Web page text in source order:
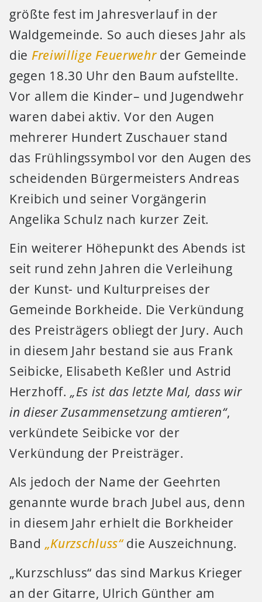
größte fest im Jahresverlauf in der
Waldgemeinde. So auch dieses Jahr als
die Freiwillige Feuerwehrder Gemeinde
gegen 18.30 Uhr den Baum aufstellte.
Vor allem die Kinder– und Jugendwehr
waren dabei aktiv. Vor den Augen
mehrerer Hundert Zuschauer stand
das Frühlingssymbol vor den Augen des
scheidenden Bürgermeisters Andreas
Kreibich und seiner Vorgängerin
Angelika Schulz nach kurzer Zeit.
Ein weiterer Höhepunkt des Abends ist
seit rund zehn Jahren die Verleihung
der Kunst- und Kulturpreises der
Gemeinde Borkheide. Die Verkündung
des Preisträgers obliegt der Jury. Auch
in diesem Jahr bestand sie aus Frank
Seibicke, Elisabeth Keßler und Astrid
Herzhoff. „Es ist das letzte Mal, dass wir
in dieser Zusammensetzung amtieren“,
verkündete Seibicke vor der
Verkündung der Preisträger.
Als jedoch der Name der Geehrten
genannte wurde brach Jubel aus, denn
in diesem Jahr erhielt die Borkheider
Band „Kurzschluss“die Auszeichnung.
„Kurzschluss“ das sind Markus Krieger
an der Gitarre, Ulrich Günther am